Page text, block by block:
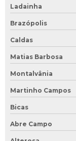
Ladainha
Brazópolis
Caldas
Matias Barbosa
Montalvânia
Martinho Campos
Bicas
Abre Campo